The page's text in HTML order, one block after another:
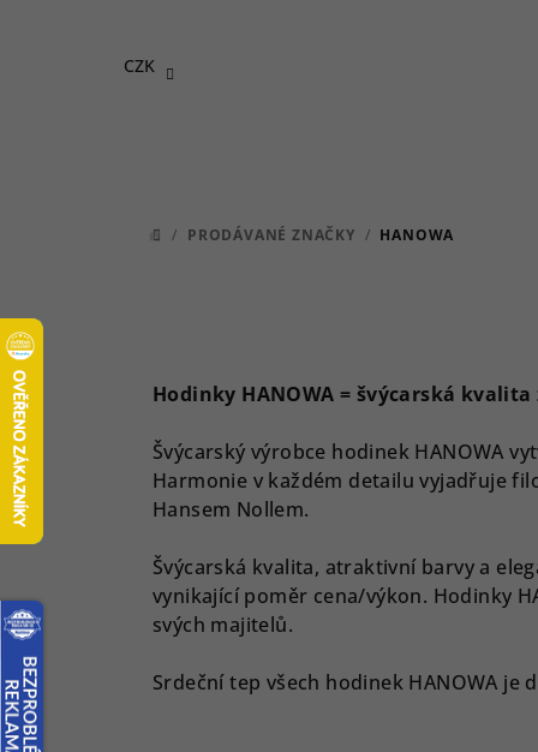
CZK
DOMŮ
/ PRODÁVANÉ ZNAČKY / HANOWA
Hodinky HANOWA = švýcarská
Švýcarský výrobce hodinek HANOWA
Harmonie v každém detailu vyjadřuje
Hansem Nollem.
Švýcarská kvalita, atraktivní barvy a
vynikající poměr cena/výkon. Hodinky
svých majitelů.
Srdeční tep všech hodinek HANOWA